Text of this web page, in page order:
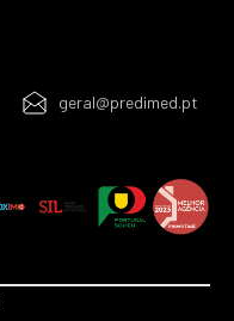
geral@predimed.pt